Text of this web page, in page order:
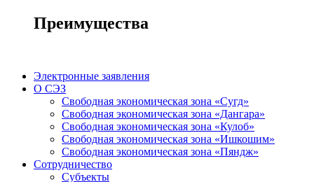
Преимущества
Электронные заявления
О СЭЗ
Свободная экономическая зона «Сугд»
Свободная экономическая зона «Дангара»
Свободная экономическая зона «Кулоб»
Свободная экономическая зона «Ишкошим»
Свободная экономическая зона «Пяндж»
Сотрудничество
Субъекты